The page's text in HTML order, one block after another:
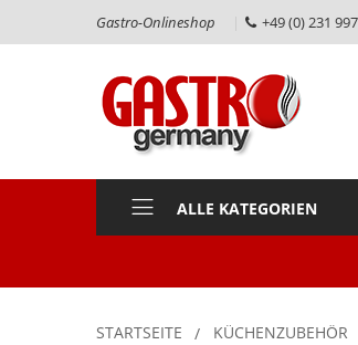
Gastro-Onlineshop +49 (0) 231
ALLE KATEGORIEN
STARTSEITE KÜCHENZUBEHÖR